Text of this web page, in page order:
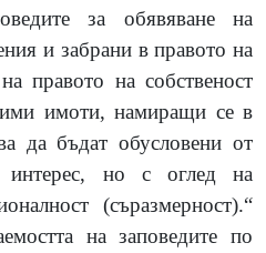
за обявяване на
и забрани в правото на
правото на собственост
имоти, намиращи се в
да бъдат обусловени от
интерес, но с оглед на
(съразмерност).“
на заповедите по